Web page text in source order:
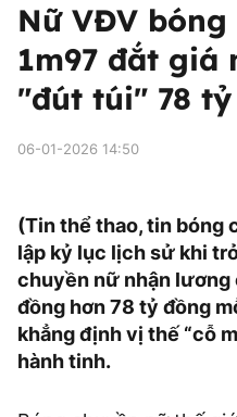
Nữ VĐV bóng
1m97 đắt giá
"đút túi" 78
06-01-2026 14:50
(Tin thể thao, tin bóng
lập kỷ lục lịch sử khi
chuyền nữ nhận lương
đồng hơn 78 tỷ đồng
khẳng định vị thế “cỗ
hành tinh.